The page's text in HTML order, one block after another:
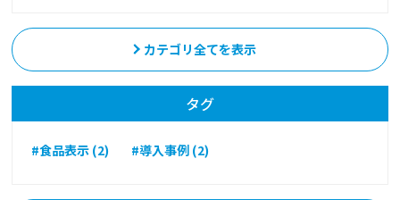
カテゴリ全てを表示
タグ
#食品表示 (2) #導入事例 (2)